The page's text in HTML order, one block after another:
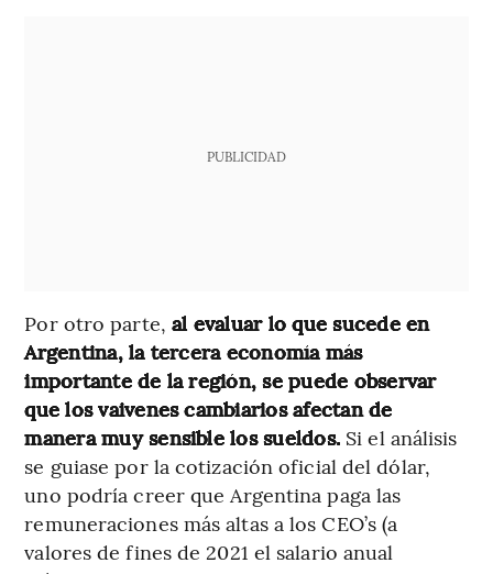
PUBLICIDAD
Por otro parte, al evaluar lo que sucede en
Argentina, la tercera economía más
importante de la región, se puede observar
que los vaivenes cambiarios afectan de
manera muy sensible los sueldos. Si el análisis
se guiase por la cotización oficial del dólar,
uno podría creer que Argentina paga las
remuneraciones más altas a los CEO’s (a
valores de fines de 2021 el salario anual